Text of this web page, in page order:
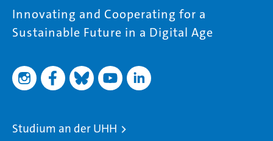
Innovating and Cooperating for a
Sustainable Future in a Digital Age
Studium an der UHH